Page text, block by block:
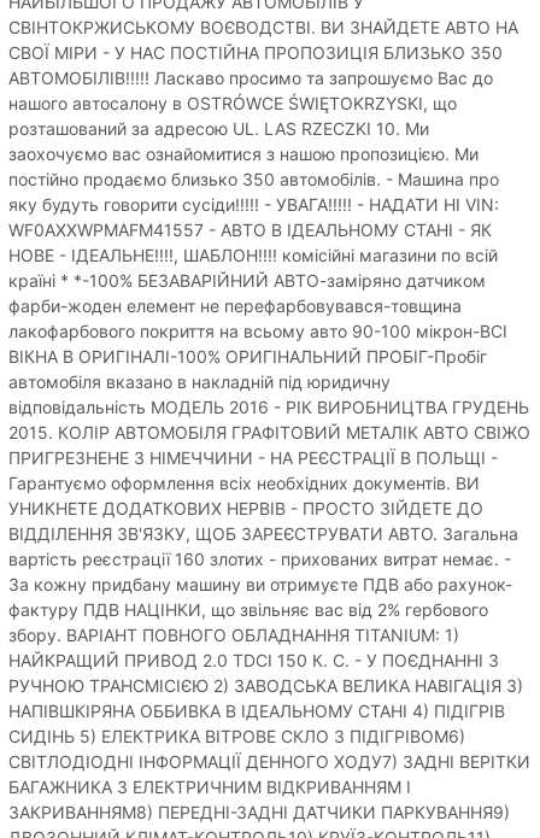
СВІНТОКРЖИСЬКОМУ ВОЄВОДСТВІ. ВИ ЗНАЙДЕТЕ АВТО НА
СВОЇ МІРИ - У НАС ПОСТІЙНА ПРОПОЗИЦІЯ БЛИЗЬКО 350
АВТОМОБІЛІВ!!!!! Ласкаво просимо та запрошуємо Вас до
нашого автосалону в OSTRÓWCE ŚWIĘTOKRZYSKI, що
розташований за адресою UL. LAS RZECZKI 10. Ми
заохочуємо вас ознайомитися з нашою пропозицією. Ми
постійно продаємо близько 350 автомобілів. - Машина про
яку будуть говорити сусіди!!!!! - УВАГА!!!!! - НАДАТИ НІ VIN:
WF0AXXWPMAFM41557 - АВТО В ІДЕАЛЬНОМУ СТАНІ - ЯК
НОВЕ - ІДЕАЛЬНЕ!!!!, ШАБЛОН!!!! комісійні магазини по всій
країні * *-100% БЕЗАВАРІЙНИЙ АВТО-заміряно датчиком
фарби-жоден елемент не перефарбовувався-товщина
лакофарбового покриття на всьому авто 90-100 мікрон-ВСІ
ВІКНА В ОРИГІНАЛІ-100% ОРИГІНАЛЬНИЙ ПРОБІГ-Пробіг
автомобіля вказано в накладній під юридичну
відповідальність МОДЕЛЬ 2016 - РІК ВИРОБНИЦТВА ГРУДЕНЬ
2015. КОЛІР АВТОМОБІЛЯ ГРАФІТОВИЙ МЕТАЛІК АВТО СВІЖО
ПРИГРЕЗНЕНЕ З НІМЕЧЧИНИ - НА РЕЄСТРАЦІЇ В ПОЛЬЩІ -
Гарантуємо оформлення всіх необхідних документів. ВИ
УНИКНЕТЕ ДОДАТКОВИХ НЕРВІВ - ПРОСТО ЗІЙДЕТЕ ДО
ВІДДІЛЕННЯ ЗВ'ЯЗКУ, ЩОБ ЗАРЕЄСТРУВАТИ АВТО. Загальна
вартість реєстрації 160 злотих - прихованих витрат немає. -
За кожну придбану машину ви отримуєте ПДВ або рахунок-
фактуру ПДВ НАЦІНКИ, що звільняє вас від 2% гербового
збору. ВАРІАНТ ПОВНОГО ОБЛАДНАННЯ TITANIUM: 1)
НАЙКРАЩИЙ ПРИВОД 2.0 TDCI 150 К. С. - У ПОЄДНАННІ З
РУЧНОЮ ТРАНСМІСІЄЮ 2) ЗАВОДСЬКА ВЕЛИКА НАВІГАЦІЯ 3)
НАПІВШКІРЯНА ОББИВКА В ІДЕАЛЬНОМУ СТАНІ 4) ПІДІГРІВ
СИДІНЬ 5) ЕЛЕКТРИКА ВІТРОВЕ СКЛО З ПІДІГРІВОМ6)
СВІТЛОДІОДНІ ІНФОРМАЦІЇ ДЕННОГО ХОДУ7) ЗАДНІ ВЕРІТКИ
БАГАЖНИКА З ЕЛЕКТРИЧНИМ ВІДКРИВАННЯМ І
ЗАКРИВАННЯМ8) ПЕРЕДНІ-ЗАДНІ ДАТЧИКИ ПАРКУВАННЯ9)